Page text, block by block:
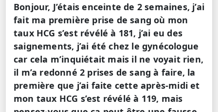
Bonjour, J’étais enceinte de 2 semaines, j’ai
fait ma première prise de sang où mon
taux HCG s’est révélé à 181, j’ai eu des
saignements, j’ai été chez le gynécologue
car cela m’inquiétait mais il ne voyait rien,
il m’a redonné 2 prises de sang à faire, la
première que j’ai faite cette après-midi et
mon taux HCG s’est révélé à 119, mais